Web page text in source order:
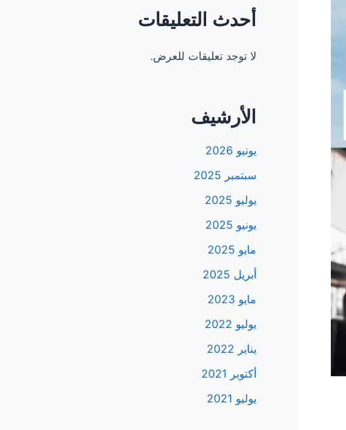
أحدث التعليقات
لا توجد تعليقات للعرض.
الأرشيف
يونيو 2026
سبتمبر 2025
يوليو 2025
يونيو 2025
مايو 2025
أبريل 2025
مايو 2023
يوليو 2022
يناير 2022
أكتوبر 2021
يوليو 2021